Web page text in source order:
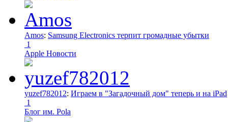
Amos: Samsung Electronics терпит громадные убытки
1
Apple Новости
yuzef782012: Играем в "Загадочный дом" теперь и на iPad
1
Блог им. Pola